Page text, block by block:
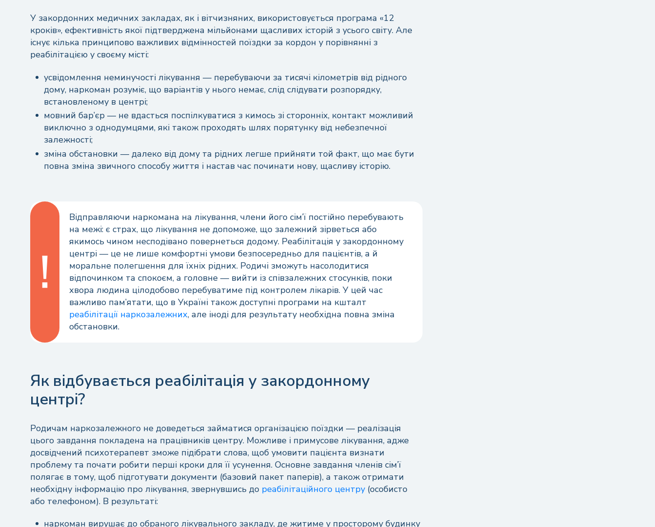
У закордонних медичних закладах, як і вітчизняних, використовується програма «12
кроків», ефективність якої підтверджена мільйонами щасливих історій з усього світу. Але
існує кілька принципово важливих відмінностей поїздки за кордон у порівнянні з
реабілітацією у своєму місті:
усвідомлення неминучості лікування — перебуваючи за тисячі кілометрів від рідного
дому, наркоман розуміє, що варіантів у нього немає, слід слідувати розпорядку,
встановленому в центрі;
мовний бар’єр — не вдасться поспілкуватися з кимось зі сторонніх, контакт можливий
виключно з однодумцями, які також проходять шлях порятунку від небезпечної
залежності;
зміна обстановки — далеко від дому та рідних легше прийняти той факт, що має бути
повна зміна звичного способу життя і настав час починати нову, щасливу історію.
Відправляючи наркомана на лікування, члени його сім’ї постійно перебувають
на межі: є страх, що лікування не допоможе, що залежний зірветься або
якимось чином несподівано повернеться додому. Реабілітація у закордонному
центрі — це не лише комфортні умови безпосередньо для пацієнтів, а й
моральне полегшення для їхніх рідних. Родичі зможуть насолодитися
відпочинком та спокоєм, а головне — вийти із співзалежних стосунків, поки
хвора людина цілодобово перебуватиме під контролем лікарів. У цей час
важливо пам’ятати, що в Україні також доступні програми на кшталт
реабілітації наркозалежних, але іноді для результату необхідна повна зміна
обстановки.
Як відбувається реабілітація у закордонному
центрі?
Родичам наркозалежного не доведеться займатися організацією поїздки — реалізація
цього завдання покладена на працівників центру. Можливе і примусове лікування, адже
досвідчений психотерапевт зможе підібрати слова, щоб умовити пацієнта визнати
проблему та почати робити перші кроки для її усунення. Основне завдання членів сім’ї
полягає в тому, щоб підготувати документи (базовий пакет паперів), а також отримати
необхідну інформацію про лікування, звернувшись до реабілітаційного центру (особисто
або телефоном). В результаті:
наркоман вирушає до обраного лікувального закладу, де житиме у просторому будинку
Ваш відгук
цілодобово
+1
Отримати консультацію